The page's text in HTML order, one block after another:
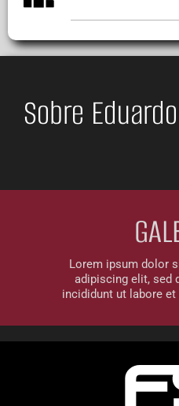
Sobre
Lorem ipsum dolor
adipiscing elit, sed
incididunt ut labore